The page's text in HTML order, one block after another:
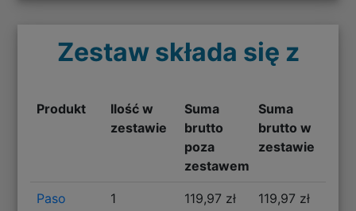
Zestaw składa się z
Produkt
Ilość w
zestawie
Suma
brutto
poza
zestawem
Suma
brutto w
zestawie
Paso
1 119,97 zł 119,97 zł